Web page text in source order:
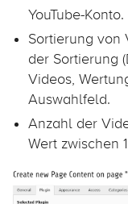
YouTube-Konto.
Sortierung von
der Sortierung
Videos,
Auswahlfeld.
Anzahl der
Wert zwischen